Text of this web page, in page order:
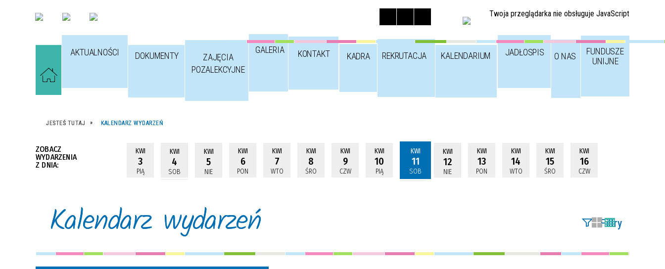
Twoja przeglądarka nie obsługuje JavaScript
AKTUALNOŚCI DOKUMENTY
ZAJĘCIA
POZALEKCYJNE
GALERIA KONTAKT KADRA REKRUTACJA KALENDARIUM JADŁOSPIS O NAS
FUNDUSZE
UNIJNE
JESTEŚ TUTAJ KALENDARZ WYDARZEŃ
ZOBACZ
WYDARZENIA
Z DNIA:
KWI
3
PIĄ
KWI
4
SOB
KWI
5
NIE
KWI
6
PON
KWI
7
WTO
KWI
8
ŚRO
KWI
9
CZW
KWI
10
PIĄ
KWI
11
SOB
KWI
12
NIE
KWI
13
PON
KWI
14
WTO
KWI
15
ŚRO
KWI
16
CZW
Kalendarz wydarzeń Filtry
Szukana fraza